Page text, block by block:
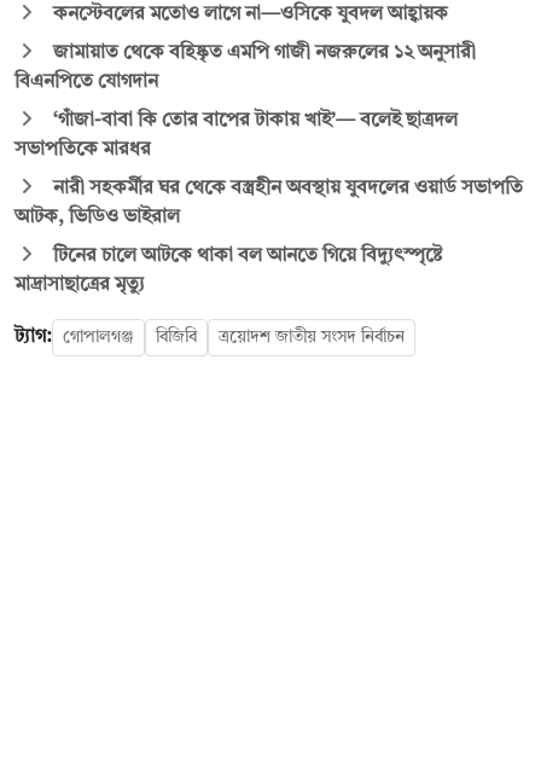
কনস্টেবলের মতোও লাগে না—ওসিকে যুবদল আহ্বায়ক
জামায়াত থেকে বহিষ্কৃত এমপি গাজী নজরুলের ১২ অনুসারী
বিএনপিতে যোগদান
‘গাঁজা-বাবা কি তোর বাপের টাকায় খাই’— বলেই ছাত্রদল
সভাপতিকে মারধর
নারী সহকর্মীর ঘর থেকে বস্ত্রহীন অবস্থায় যুবদলের ওয়ার্ড সভাপতি
আটক, ভিডিও ভাইরাল
টিনের চালে আটকে থাকা বল আনতে গিয়ে বিদ্যুৎস্পৃষ্টে
মাদ্রাসাছাত্রের মৃত্যু
ট্যাগ: গোপালগঞ্জ বিজিবি ত্রয়োদশ জাতীয় সংসদ নির্বাচন